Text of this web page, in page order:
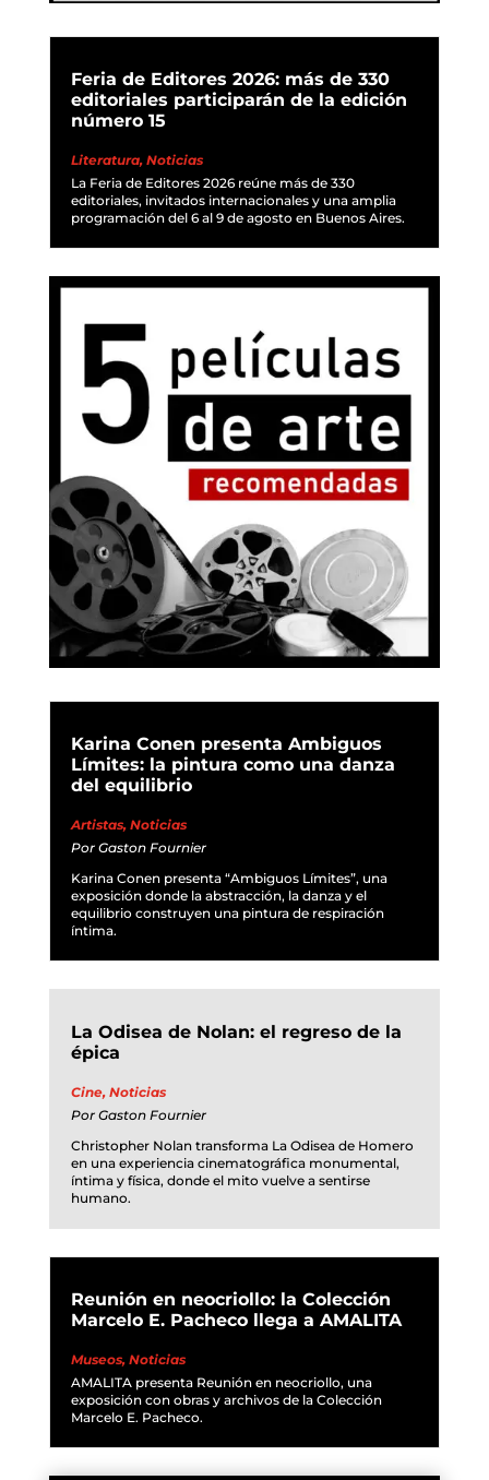
Feria de Editores 2026: más de 330
editoriales participarán de la edición
número 15
Literatura, Noticias
La Feria de Editores 2026 reúne más de 330
editoriales, invitados internacionales y una amplia
programación del 6 al 9 de agosto en Buenos Aires.
Karina Conen presenta Ambiguos
Límites: la pintura como una danza
del equilibrio
Artistas, Noticias
Por Gaston Fournier
Karina Conen presenta “Ambiguos Límites”, una
exposición donde la abstracción, la danza y el
equilibrio construyen una pintura de respiración
íntima.
La Odisea de Nolan: el regreso de la
épica
Cine, Noticias
Por Gaston Fournier
Christopher Nolan transforma La Odisea de Homero
en una experiencia cinematográfica monumental,
íntima y física, donde el mito vuelve a sentirse
humano.
Reunión en neocriollo: la Colección
Marcelo E. Pacheco llega a AMALITA
Museos, Noticias
AMALITA presenta Reunión en neocriollo, una
exposición con obras y archivos de la Colección
Marcelo E. Pacheco.